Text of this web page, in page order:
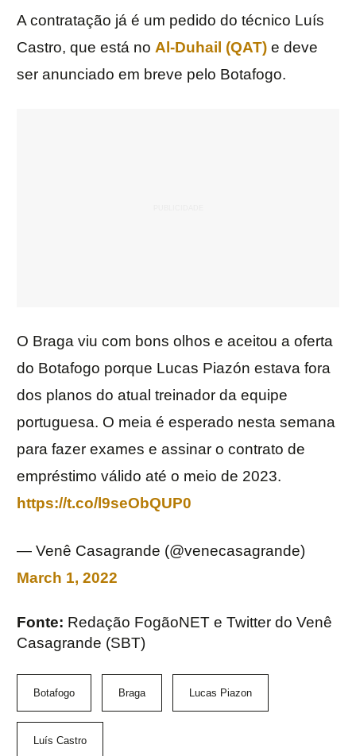
A contratação já é um pedido do técnico Luís
Castro, que está no Al-Duhail (QAT) e deve
ser anunciado em breve pelo Botafogo.
O Braga viu com bons olhos e aceitou a oferta
do Botafogo porque Lucas Piazón estava fora
dos planos do atual treinador da equipe
portuguesa. O meia é esperado nesta semana
para fazer exames e assinar o contrato de
empréstimo válido até o meio de 2023.
https://t.co/l9seObQUP0
— Venê Casagrande (@venecasagrande)
March 1, 2022
Fonte: Redação FogãoNET e Twitter do Venê
Casagrande (SBT)
Botafogo Braga Lucas Piazon
Luís Castro